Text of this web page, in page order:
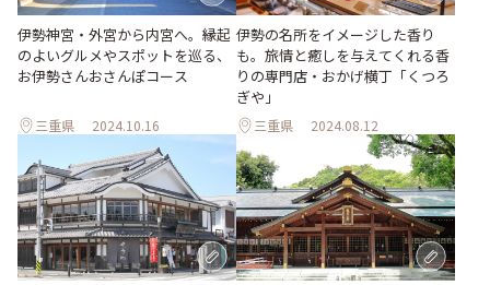
伊勢神宮・外宮から内宮へ。縁起
のよいグルメやスポットを巡る、
お伊勢さんおさんぽコース
三重県 2024.10.16
伊勢の名所をイメージした香り
も。旅情と癒しを与えてくれる香
りの専門店・おかげ横丁「くつろ
ぎや」
三重県 2024.08.12